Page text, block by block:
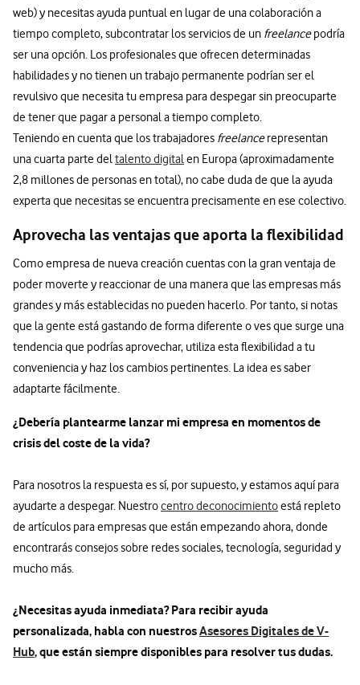
web) y necesitas ayuda puntual en lugar de una colaboración a
tiempo completo, subcontratar los servicios de un freelancepodría
ser una opción. Los profesionales que ofrecen determinadas
habilidades y no tienen un trabajo permanente podrían ser el
revulsivo que necesita tu empresa para despegar sin preocuparte
de tener que pagar a personal a tiempo completo.
Teniendo en cuenta que los trabajadores freelancerepresentan
una cuarta parte del talento digital en Europa (aproximadamente
2,8 millones de personas en total), no cabe duda de que la ayuda
experta que necesitas se encuentra precisamente en ese colectivo.
Aprovecha las ventajas que aporta la flexibilidad
Como empresa de nueva creación cuentas con la gran ventaja de
poder moverte y reaccionar de una manera que las empresas más
grandes y más establecidas no pueden hacerlo. Por tanto, si notas
que la gente está gastando de forma diferente o ves que surge una
tendencia que podrías aprovechar, utiliza esta flexibilidad a tu
conveniencia y haz los cambios pertinentes. La idea es saber
adaptarte fácilmente.
¿Debería plantearme lanzar mi empresa en momentos de
crisis del coste de la vida?
Para nosotros la respuesta es sí, por supuesto, y estamos aquí para
ayudarte a despegar. Nuestrocentro deconocimientoestá repleto
de artículos para empresas que están empezando ahora, donde
encontrarás consejos sobre redes sociales, tecnología, seguridad y
mucho más.
¿Necesitas ayuda inmediata? Para recibir ayuda
personalizada, habla con nuestrosAsesores Digitales de V-
Hub,que están siempre disponibles para resolver tus dudas.